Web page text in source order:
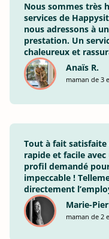
Nous sommes très
services de
nous adressons à
prestation. Un
chaleureux et
Anaïs R.
maman de 3
Tout à fait
rapide et facile
profil demandé
impeccable !
directement
Marie-
maman de 2